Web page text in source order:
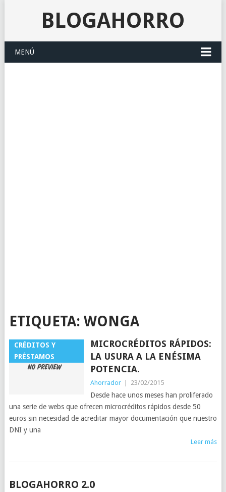
BLOGAHORRO
MENÚ
ETIQUETA: WONGA
CRÉDITOS Y
PRÉSTAMOS
MICROCRÉDITOS RÁPIDOS:
LA USURA A LA ENÉSIMA
POTENCIA.
Ahorrador 23/02/2015
Desde hace unos meses han proliferado
una serie de webs que ofrecen microcréditos rápidos desde 50
euros sin necesidad de acreditar mayor documentación que nuestro
DNI y una
Leer más
BLOGAHORRO 2.0